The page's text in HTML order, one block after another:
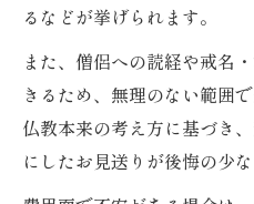
るなどが挙げられます。
また、僧侶への読経や戒名
きるため、無理のない範囲
仏教本来の考え方に基づき
にしたお見送りが後悔の少